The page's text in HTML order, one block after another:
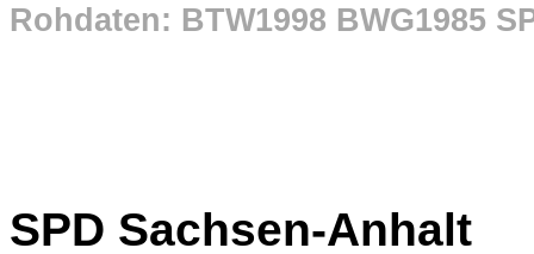
Rohdaten: BTW1998 BWG1985
SPD Sachsen-Anhalt